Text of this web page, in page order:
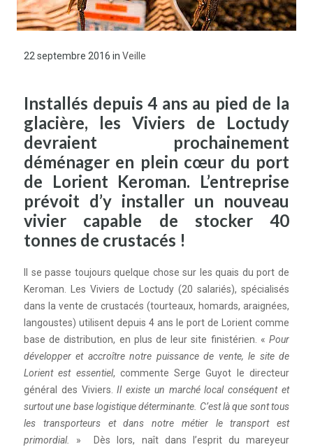
22 septembre 2016 in Veille
Installés depuis 4 ans au pied de la
glacière, les Viviers de Loctudy
devraient prochainement
déménager en plein cœur du port
de Lorient Keroman. L’entreprise
prévoit d’y installer un nouveau
vivier capable de stocker 40
tonnes de crustacés !
Il se passe toujours quelque chose sur les quais du port de
Keroman. Les Viviers de Loctudy (20 salariés), spécialisés
dans la vente de crustacés (tourteaux, homards, araignées,
langoustes) utilisent depuis 4 ans le port de Lorient comme
base de distribution, en plus de leur site finistérien. « Pour
développer et accroître notre puissance de vente, le site de
Lorient est essentiel, commente Serge Guyot le directeur
général des Viviers.Il existe un marché local conséquent et
surtout une base logistique déterminante. C’est là que sont tous
les transporteurs et dans notre métier le transport est
primordial.
» Dès lors, naît dans l’esprit du mareyeur